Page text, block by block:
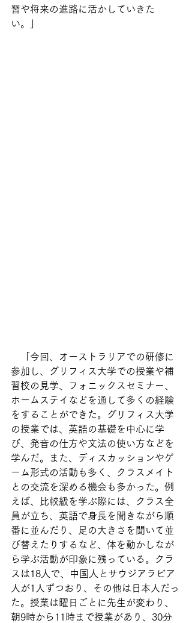
習や将来の進路に活かしていきた
い。」
「今回、オーストラリアでの研修に
参加し、グリフィス大学での授業や補
習校の見学、フォニックスセミナー、
ホームステイなどを通して多くの経験
をすることができた。グリフィス大学
の授業では、英語の基礎を中心に学
び、発音の仕方や文法の使い方などを
学んだ。また、ディスカッションやゲ
ーム形式の活動も多く、クラスメイト
との交流を深める機会も多かった。例
えば、比較級を学ぶ際には、クラス全
員が立ち、英語で身長を聞きながら順
番に並んだり、足の大きさを聞いて並
び替えたりするなど、体を動かしなが
ら学ぶ活動が印象に残っている。クラ
スは18人で、中国人とサウジアラビア
人が1人ずつおり、その他は日本人だっ
た。授業は曜日ごとに先生が変わり、
朝9時から11時まで授業があり、30分